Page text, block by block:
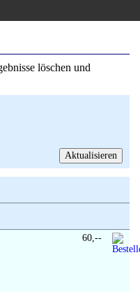
löschen und
60,--